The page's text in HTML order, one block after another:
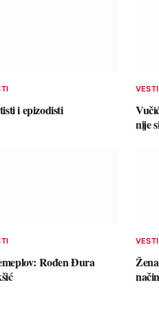
i epizodisti
VESTI
nije
Rođen Đura
VESTI